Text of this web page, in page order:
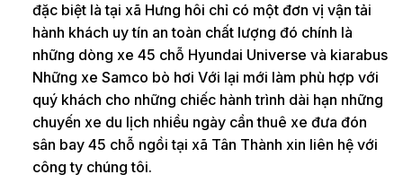
đặc biệt là tại xã Hưng hôi chỉ có một đơn vị vận tải
hành khách uy tín an toàn chất lượng đó chính là
những dòng xe 45 chỗ Hyundai Universe và kiarabus
Những xe Samco bò hơi Với lại mới làm phù hợp với
quý khách cho những chiếc hành trình dài hạn những
chuyến xe du lịch nhiều ngày cần thuê xe đưa đón
sân bay 45 chỗ ngồi tại xã Tân Thành xin liên hệ với
công ty chúng tôi.